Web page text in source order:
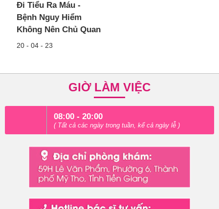
Đi Tiểu Ra Máu -
Bệnh Nguy Hiểm
Không Nên Chủ Quan
20 - 04 - 23
GIỜ LÀM VIỆC
08:00 - 20:00
( Tất cả các ngày trong tuần, kể cả ngày lễ )